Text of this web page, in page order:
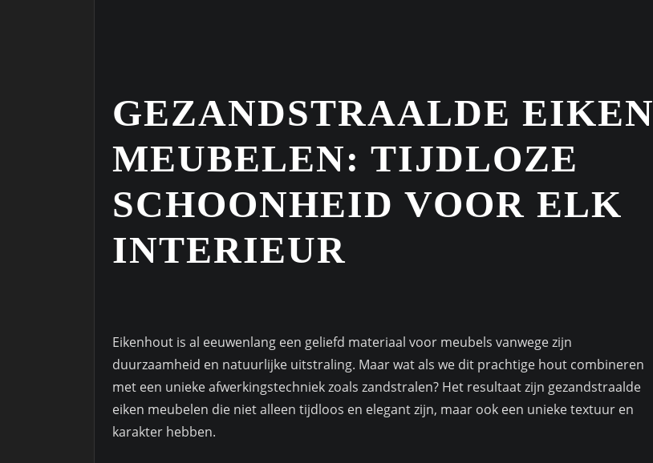
GEZANDSTRAALDE EIKEN
MEUBELEN: TIJDLOZE
SCHOONHEID VOOR ELK
INTERIEUR
Eikenhout is al eeuwenlang een geliefd materiaal voor meubels vanwege zijn
duurzaamheid en natuurlijke uitstraling. Maar wat als we dit prachtige hout combineren
met een unieke afwerkingstechniek zoals zandstralen? Het resultaat zijn gezandstraalde
eiken meubelen die niet alleen tijdloos en elegant zijn, maar ook een unieke textuur en
karakter hebben.